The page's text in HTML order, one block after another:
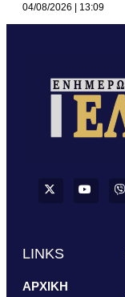
04/08/2026 13:09
LINKS
ΑΡΧΙΚΗ